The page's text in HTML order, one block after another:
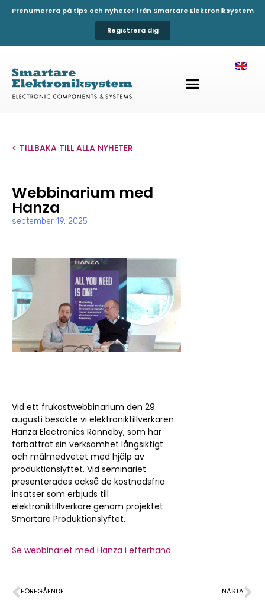
Prenumerera på tips och nyheter från Smartare Elektroniksystem
Registrera dig
< TILLBAKA TILL ALLA NYHETER
Webbinarium med
Hanza
september 19, 2025
Vid ett frukostwebbinarium den 29
augusti besökte vi elektroniktillverkaren
Hanza Electronics Ronneby, som har
förbättrat sin verksamhet långsiktigt
och målmedvetet med hjälp av
produktionslyftet. Vid seminariet
presenterades också de kostnadsfria
insatser som erbjuds till
elektroniktillverkare genom projektet
Smartare Produktionslyftet.
Se webbinariet med Hanza i efterhand
FÖREGÅENDE NÄSTA